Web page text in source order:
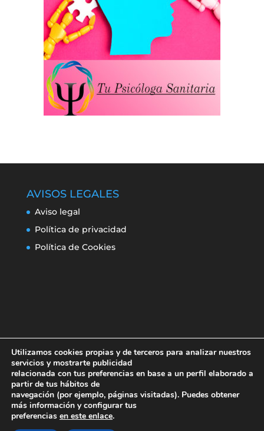
AVISOS LEGALES
Aviso legal
Política de privacidad
Política de Cookies
Aviso legal
Política de privacidad
Política de Cookies
Utilizamos cookies propias y de terceros para analizar nuestros
servicios y mostrarte publicidad
relacionada con tus preferencias en base a un perfil elaborado a
partir de tus hábitos de
navegación (por ejemplo, páginas visitadas). Puedes obtener
más información y configurar tus
preferencias en este enlace.